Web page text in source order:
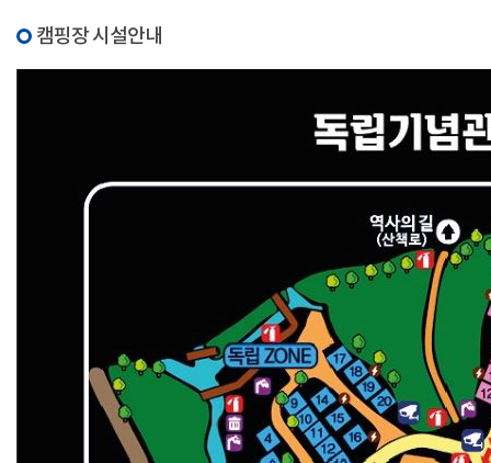
캠핑장 시설안내